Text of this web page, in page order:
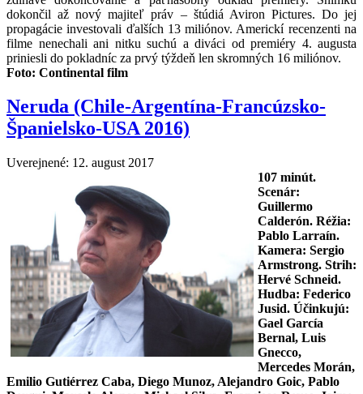
dokončil až nový majiteľ práv – štúdiá Aviron Pictures. Do jej
propagácie investovali ďalších 13 miliónov. Americkí recenzenti na
filme nenechali ani nitku suchú a diváci od premiéry 4. augusta
priniesli do pokladníc za prvý týždeň len skromných 16 miliónov.
Foto: Continental film
Neruda (Chile-Argentína-Francúzsko-
Španielsko-USA 2016)
Uverejnené: 12. august 2017
107 minút.
Scenár:
Guillermo
Calderón. Réžia:
Pablo Larraín.
Kamera: Sergio
Armstrong. Strih:
Hervé Schneid.
Hudba: Federico
Jusid. Účinkujú:
Gael García
Bernal, Luis
Gnecco,
Mercedes Morán,
Emilio Gutiérrez Caba, Diego Munoz, Alejandro Goic, Pablo